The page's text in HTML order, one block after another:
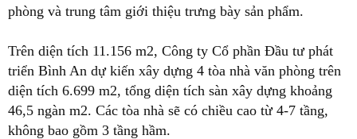
phòng và trung tâm giới thiệu trưng bày sản phẩm.
Trên diện tích 11.156 m2, Công ty Cổ phần Đầu tư phát
triển Bình An dự kiến xây dựng 4 tòa nhà văn phòng trên
diện tích 6.699 m2, tổng diện tích sàn xây dựng khoảng
46,5 ngàn m2. Các tòa nhà sẽ có chiều cao từ 4-7 tầng,
không bao gồm 3 tầng hầm.